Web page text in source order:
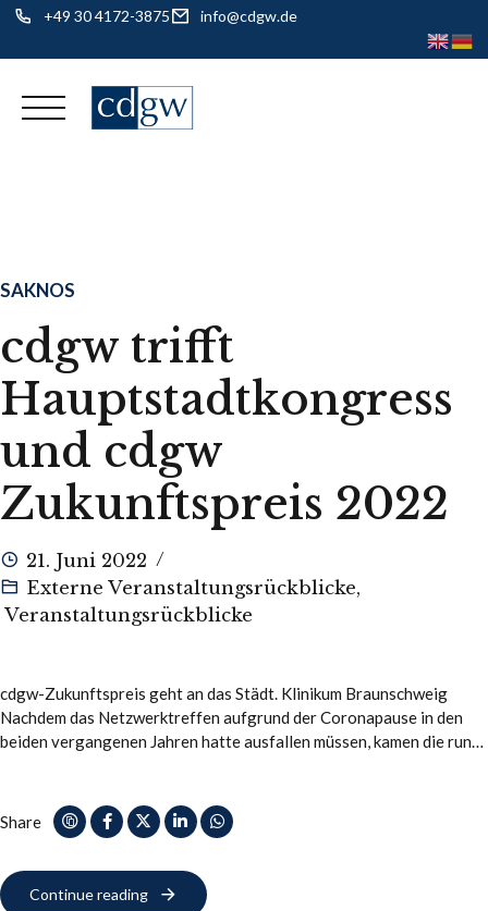
+49 30 4172-3875 info@cdgw.de
SAKNOS
cdgw trifft
Hauptstadtkongress
und cdgw
Zukunftspreis 2022
21. Juni 2022
Externe Veranstaltungsrückblicke,
Veranstaltungsrückblicke
cdgw-Zukunftspreis geht an das Städt. Klinikum Braunschweig
Nachdem das Netzwerktreffen aufgrund der Coronapause in den
beiden vergangenen Jahren hatte ausfallen müssen, kamen die rund
Share
Continue reading